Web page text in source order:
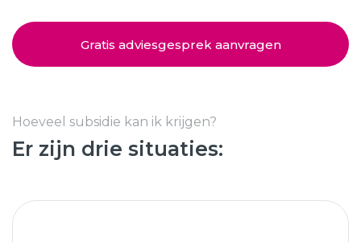
Gratis adviesgesprek aanvragen
Hoeveel subsidie kan ik krijgen?
Er zijn drie situaties:
Schuifpuien
SHOWROOM BEZOEKEN